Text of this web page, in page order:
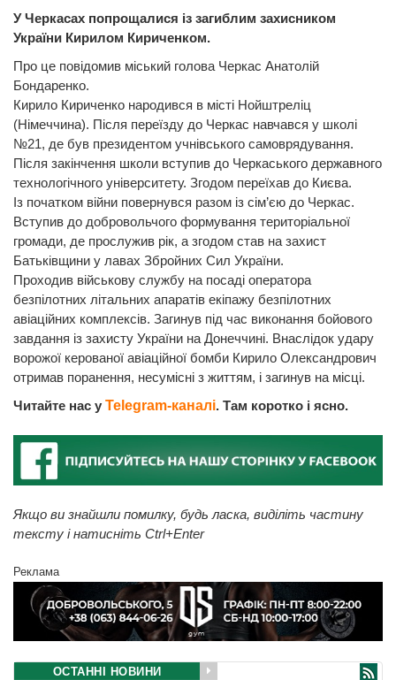
У Черкасах попрощалися із загиблим захисником
України Кирилом Кириченком.
Про це повідомив міський голова Черкас Анатолій
Бондаренко.
Кирило Кириченко народився в місті Нойштреліц
(Німеччина). Після переїзду до Черкас навчався у школі
№21, де був президентом учнівського самоврядування.
Після закінчення школи вступив до Черкаського державного
технологічного університету. Згодом переїхав до Києва.
Із початком війни повернувся разом із сім’єю до Черкас.
Вступив до добровольчого формування територіальної
громади, де прослужив рік, а згодом став на захист
Батьківщини у лавах Збройних Сил України.
Проходив військову службу на посаді оператора
безпілотних літальних апаратів екіпажу безпілотних
авіаційних комплексів. Загинув під час виконання бойового
завдання із захисту України на Донеччині. Внаслідок удару
ворожої керованої авіаційної бомби Кирило Олександрович
отримав поранення, несумісні з життям, і загинув на місці.
Читайте нас у Telegram-каналі. Там коротко і ясно.
Якщо ви знайшли помилку, будь ласка, виділіть частину
тексту і натисніть Ctrl+Enter
Реклама
ОСТАННІ НОВИНИ